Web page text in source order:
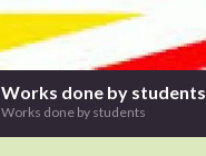
Works done by students
Works done by students